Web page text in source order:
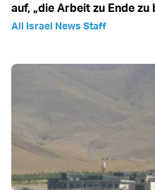
auf, „die Arbeit zu Ende zu
All Israel News Staff